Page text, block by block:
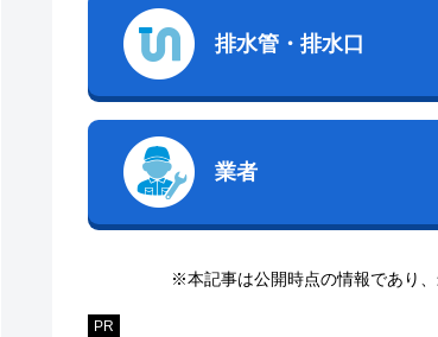
排水管・排水口
業者
※本記事は公開時点の情報であり
PR